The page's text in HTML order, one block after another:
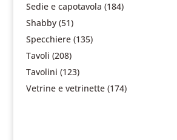
Sedie e capotavola (184)
Shabby (51)
Specchiere (135)
Tavoli (208)
Tavolini (123)
Vetrine e vetrinette (174)